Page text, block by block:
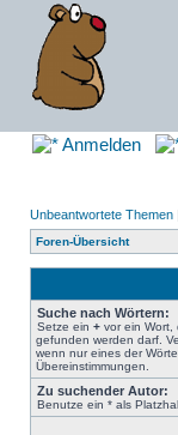
Anmelden
Unbeantwortete Themen
Foren-Übersicht
Suche nach Wörtern:
Setze ein + vor ein Wort,
gefunden werden darf.
wenn nur eines der
Übereinstimmungen.
Zu suchender Autor:
Benutze ein * als